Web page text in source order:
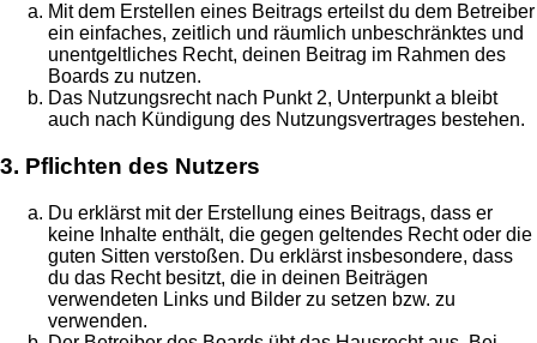
Mit dem Erstellen eines Beitrags erteilst du dem Betreiber
ein einfaches, zeitlich und räumlich unbeschränktes und
unentgeltliches Recht, deinen Beitrag im Rahmen des
Boards zu nutzen.
Das Nutzungsrecht nach Punkt 2, Unterpunkt a bleibt
auch nach Kündigung des Nutzungsvertrages bestehen.
3. Pflichten des Nutzers
Du erklärst mit der Erstellung eines Beitrags, dass er
keine Inhalte enthält, die gegen geltendes Recht oder die
guten Sitten verstoßen. Du erklärst insbesondere, dass
du das Recht besitzt, die in deinen Beiträgen
verwendeten Links und Bilder zu setzen bzw. zu
verwenden.